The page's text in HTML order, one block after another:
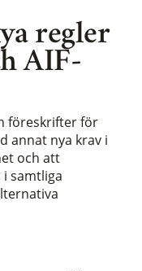
regler
AIF-
föreskrifter för
annat nya krav i
och att
samtliga